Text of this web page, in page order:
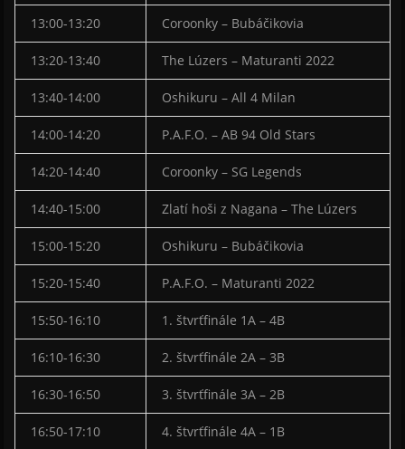
13:00-13:20 Coroonky – Bubáčikovia
13:20-13:40 The Lúzers – Maturanti 2022
13:40-14:00 Oshikuru – All 4 Milan
14:00-14:20 P.A.F.O. – AB 94 Old Stars
14:20-14:40 Coroonky – SG Legends
14:40-15:00 Zlatí hoši z Nagana – The Lúzers
15:00-15:20 Oshikuru – Bubáčikovia
15:20-15:40 P.A.F.O. – Maturanti 2022
15:50-16:10 1. štvrťfinále 1A – 4B
16:10-16:30 2. štvrťfinále 2A – 3B
16:30-16:50 3. štvrťfinále 3A – 2B
16:50-17:10 4. štvrťfinále 4A – 1B